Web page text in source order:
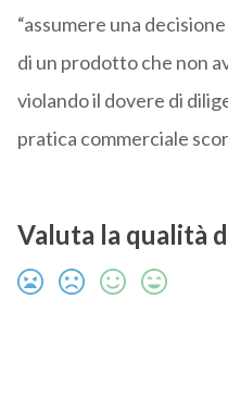
“assumere una
di un prodotto che non
violando il dovere di
pratica commerciale
Valuta la qualità